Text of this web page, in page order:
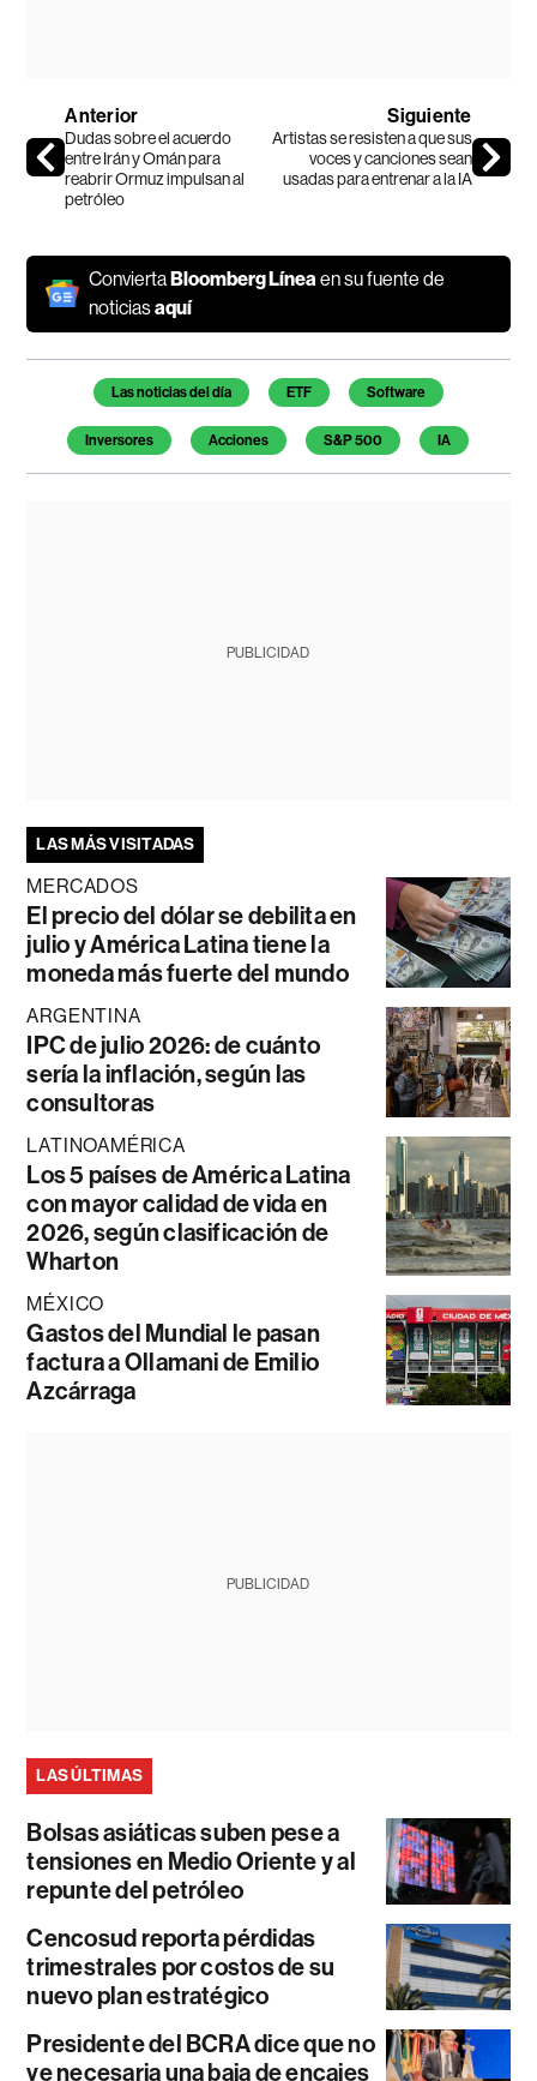
Anterior
Dudas sobre el acuerdo
entre Irán y Omán para
reabrir Ormuz impulsan al
petróleo
Siguiente
Artistas se resisten a que sus
voces y canciones sean
usadas para entrenar a la IA
ConviertaBloomberg Línea en su fuente de
noticiasaquí
Temas de este artículo
Las noticias del día ETF Software
Inversores Acciones S&P 500 IA
PUBLICIDAD
LAS MÁS VISITADAS
MERCADOS
El precio del dólar se debilita en
julio y América Latina tiene la
moneda más fuerte del mundo
ARGENTINA
IPC de julio 2026: de cuánto
sería la inflación, según las
consultoras
LATINOAMÉRICA
Los 5 países de América Latina
con mayor calidad de vida en
2026, según clasificación de
Wharton
MÉXICO
Gastos del Mundial le pasan
factura a Ollamani de Emilio
Azcárraga
PUBLICIDAD
LAS ÚLTIMAS
Bolsas asiáticas suben pese a
tensiones en Medio Oriente y al
repunte del petróleo
Cencosud reporta pérdidas
trimestrales por costos de su
nuevo plan estratégico
Presidente del BCRA dice que no
ve necesaria una baja de encajes